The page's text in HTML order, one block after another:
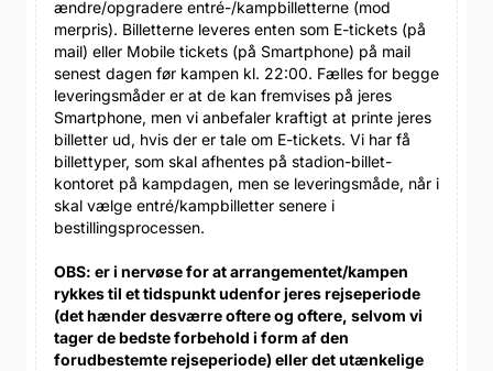
ændre/opgradere entré-/kampbilletterne (mod
merpris). Billetterne leveres enten som E-tickets (på
mail) eller Mobile tickets (på Smartphone) på mail
senest dagen før kampen kl. 22:00. Fælles for begge
leveringsmåder er at de kan fremvises på jeres
Smartphone, men vi anbefaler kraftigt at printe jeres
billetter ud, hvis der er tale om E-tickets. Vi har få
billettyper, som skal afhentes på stadion-billet-
kontoret på kampdagen, men se leveringsmåde, når i
skal vælge entré/kampbilletter senere i
bestillingsprocessen.
OBS: er i nervøse for at arrangementet/kampen
rykkes til et tidspunkt udenfor jeres rejseperiode
(det hænder desværre oftere og oftere, selvom vi
tager de bedste forbehold i form af den
forudbestemte rejseperiode) eller det utænkelige